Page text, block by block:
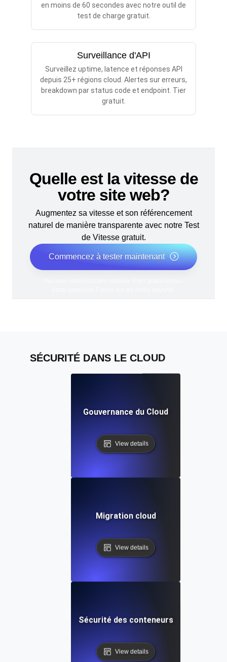
en moins de 60 secondes avec notre outil de
test de charge gratuit.
Surveillance d'API
Surveillez uptime, latence et réponses API
depuis 25+ régions cloud. Alertes sur erreurs,
breakdown par status code et endpoint. Tier
gratuit.
Quelle est la vitesse de
votre site web?
Augmentez sa vitesse et son référencement
naturel de manière transparente avec notre Test
de Vitesse gratuit.
Commencez à tester maintenant
SÉCURITÉ DANS LE CLOUD
Gouvernance du Cloud
View details
Migration cloud
View details
Sécurité des conteneurs
View details